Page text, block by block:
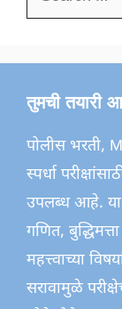
for:
तुमची तयारी
पोलीस भरती,
स्पर्धा
उपलब्ध आहे. या
गणित,
महत्त्वाच्या
सरावामुळे